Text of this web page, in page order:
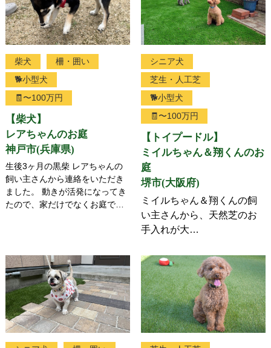
柴犬
柵・囲い
🐕小型犬
🧾〜100万円
【柴犬】
レアちゃんのお庭
神戸市(兵庫県)
生後3ヶ月の黒柴 レアちゃんの
飼い主さんから連絡をいただき
ました。 動きが活発になってき
たので、家だけでなくお庭で…
シニア犬
芝生・人工芝
🐕小型犬
🧾〜100万円
【トイプードル】
ミイルちゃん＆翔くんのお
庭
堺市(大阪府)
ミイルちゃん＆翔くんの飼
い主さんから、天然芝のお
手入れが大…